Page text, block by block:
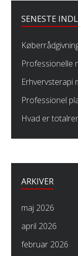
SENESTE
Professionelle
Erhvervsterapi
Professionel
Hvad er
ARKIVER
maj 2026
april 2026
februar 2026